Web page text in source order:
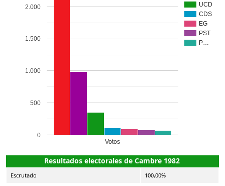
UCD
CDS
EG
PST
P…
Votos
0
500
1.000
1.500
2.000
Resultados electorales de Cambre 1982
Escrutado 100,00%